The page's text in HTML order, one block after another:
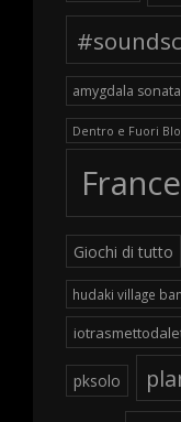
amygdala
Dentro e Fuori
Giochi di tutto
hudaki village
pksolo